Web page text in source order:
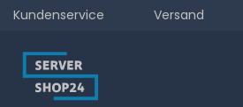
Kundenservice Versand